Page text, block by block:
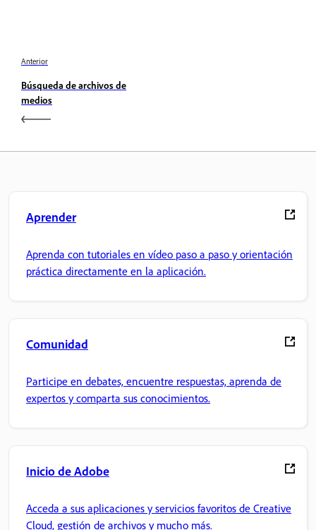
Anterior
Búsqueda de archivos de
medios
Aprender
Aprenda con tutoriales en vídeo paso a paso y orientación
práctica directamente en la aplicación.
Comunidad
Participe en debates, encuentre respuestas, aprenda de
expertos y comparta sus conocimientos.
Inicio de Adobe
Acceda a sus aplicaciones y servicios favoritos de Creative
Cloud, gestión de archivos y mucho más.